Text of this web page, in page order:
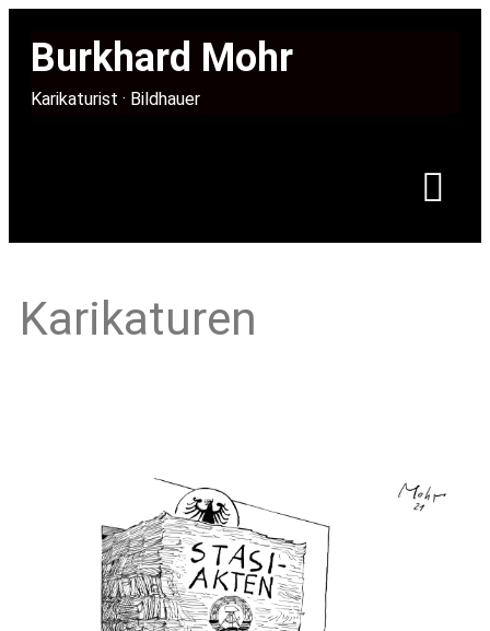
Burkhard Mohr
Karikaturist · Bildhauer
Karikaturen